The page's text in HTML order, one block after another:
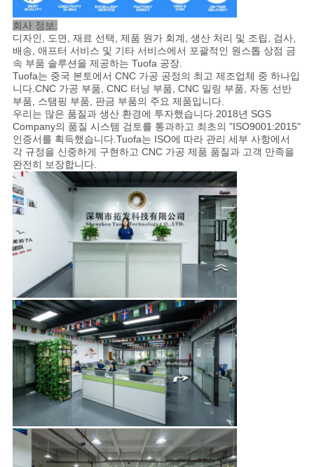
회사 정보:
디자인, 도면, 재료 선택, 제품 원가 회계, 생산 처리 및 조립, 검사,
배송, 애프터 서비스 및 기타 서비스에서 포괄적인 원스톱 상점 금
속 부품 솔루션을 제공하는 Tuofa 공장.
Tuofa는 중국 본토에서 CNC 가공 공정의 최고 제조업체 중 하나입
니다.CNC 가공 부품, CNC 터닝 부품, CNC 밀링 부품, 자동 선반
부품, 스탬핑 부품, 판금 부품의 주요 제품입니다.
우리는 많은 품질과 생산 환경에 투자했습니다.2018년 SGS
Company의 품질 시스템 검토를 통과하고 최초의 "ISO9001:2015"
인증서를 획득했습니다.Tuofa는 ISO에 따라 관리 세부 사항에서
각 규정을 신중하게 구현하고 CNC 가공 제품 품질과 고객 만족을
완전히 보장합니다.